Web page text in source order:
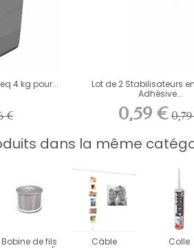
4 kg pour...
€
Lot de 2 Stabilisateurs
Adhésive...
0,59 €
dans la même
Bobine de fils
Câble
Colle